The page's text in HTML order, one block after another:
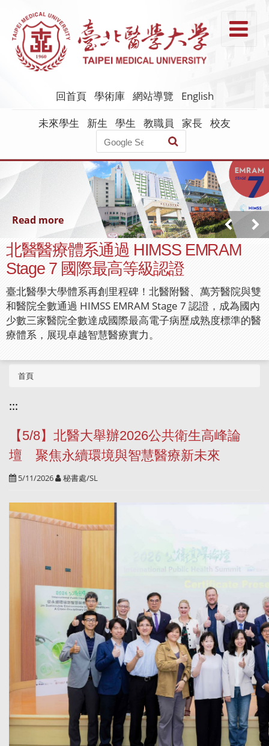
主
要
回首頁 學術庫 網站導覽
English
未來學生
新生 學生 教職員 家長 校友
北醫醫療體系通過 HIMSS EMRAM
Stage 7 國際最高等級認證
臺北醫學大學體系再創里程碑！北醫附醫、萬芳醫院與雙
和醫院全數通過 HIMSS EMRAM Stage 7 認證，成為國內
少數三家醫院全數達成國際最高電子病歷成熟度標準的醫
療體系，展現卓越智慧醫療實力。
Read more
首頁
:::
【5/8】北醫大舉辦2026公共衛生高峰論
壇 聚焦永續環境與智慧醫療新未來
5/11/2026 秘書處/SL